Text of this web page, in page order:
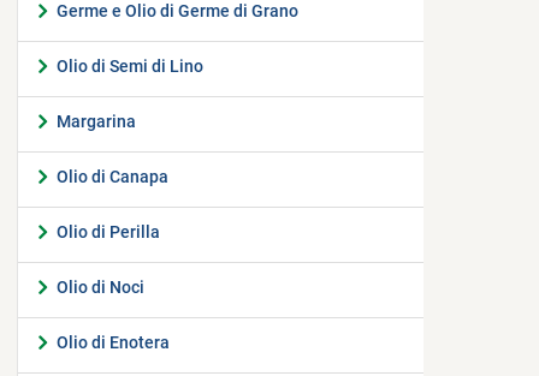
Germe e Olio di Germe di Grano
Olio di Semi di Lino
Margarina
Olio di Canapa
Olio di Perilla
Olio di Noci
Olio di Enotera